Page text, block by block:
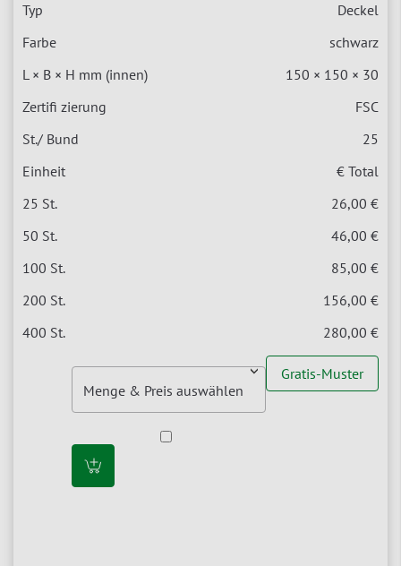
Deckel
schwarz
150 × 150 × 30
FSC
25
€ Total
26,00 €
46,00 €
85,00 €
156,00 €
280,00 €
Gratis-Muster